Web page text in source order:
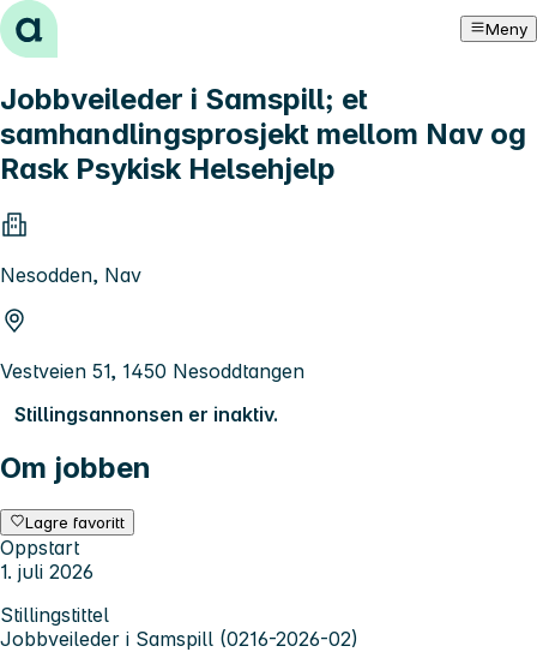
Hopp til innhold Meny
Jobbveileder i Samspill; et
samhandlingsprosjekt mellom Nav og
Rask Psykisk Helsehjelp
Nesodden, Nav
Vestveien 51, 1450 Nesoddtangen
Stillingsannonsen er inaktiv.
Om jobben
Lagre favoritt
Oppstart
1. juli 2026
Stillingstittel
Jobbveileder i Samspill (0216-2026-02)